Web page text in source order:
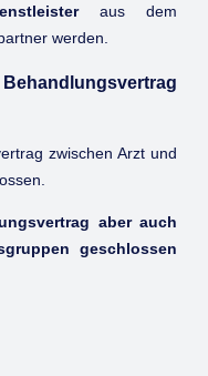
aus dem
werden.
zwischen Arzt und
aber auch
geschlossen